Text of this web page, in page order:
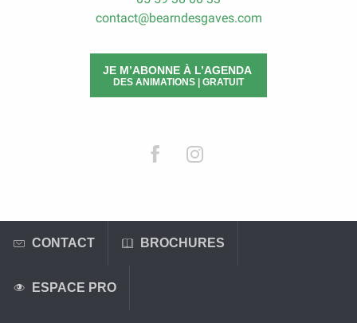
contact@bearndesgaves.com
JE M’ABONNE À L’AGENDA
DES ANIMATIONS | GRATUIT
CONTACT BROCHURES
ESPACE PRO